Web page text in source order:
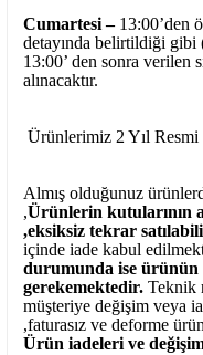
Cumartesi – 13:00’den
detayında belirtildiği gibi
13:00’ den sonra verilen
alınacaktır.
Ürünlerimiz 2 Yıl
Almış olduğunuz
,Ürünlerin kutularının
,eksiksiz tekrar
içinde iade kabul
durumunda ise
gerekemektedir. Teknik
müşteriye değişim veya
,faturasız ve deforme ürün
Ürün iadeleri ve